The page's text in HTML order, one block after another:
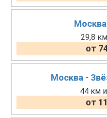
Москва
29,8
от
Москва -
44 км
от